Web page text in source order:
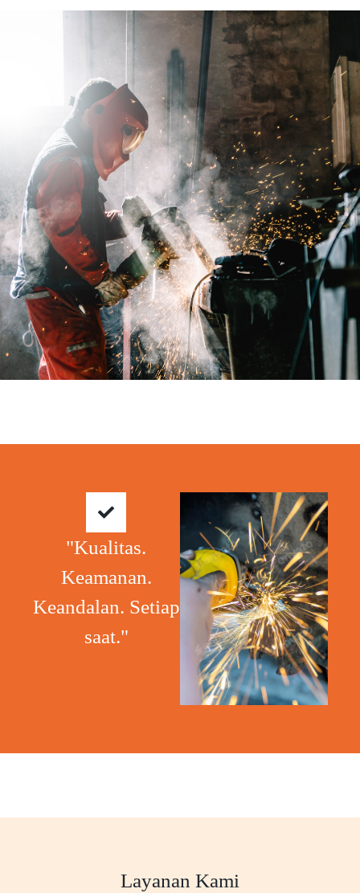
"Kualitas.
Keamanan.
Keandalan. Setiap
saat."
Layanan Kami